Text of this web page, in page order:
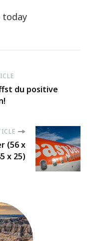
today
du positive
(56 x
x 25)